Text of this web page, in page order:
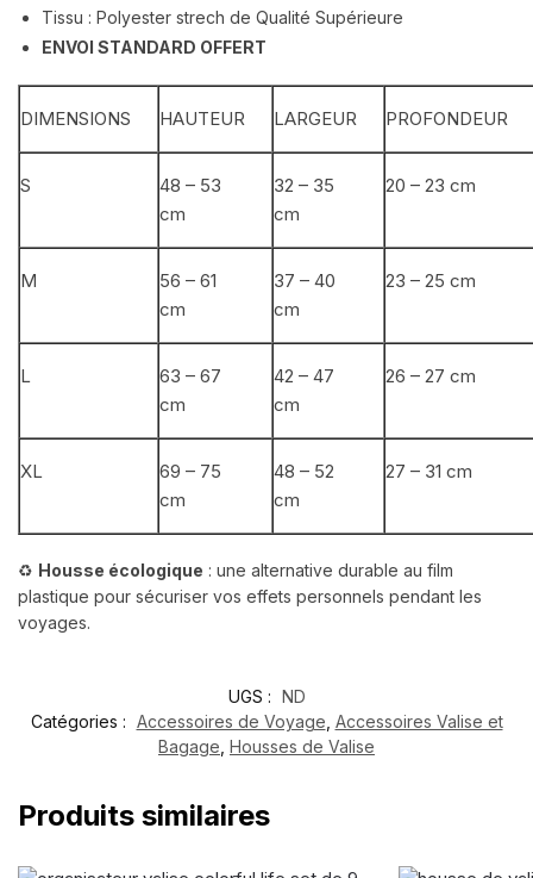
Tissu : Polyester strech de Qualité Supérieure
ENVOI STANDARD OFFERT
DIMENSIONS HAUTEUR LARGEUR PROFONDEUR
S
48 – 53
cm
32 – 35
cm
20 – 23 cm
M
56 – 61
cm
37 – 40
cm
23 – 25 cm
L
63 – 67
cm
42 – 47
cm
26 – 27 cm
XL
69 – 75
cm
48 – 52
cm
27 – 31 cm
♻️ Housse écologique : une alternative durable au film
plastique pour sécuriser vos effets personnels pendant les
voyages.
UGS : ND
Catégories : Accessoires de Voyage Accessoires Valise et
Bagage Housses de Valise
Produits similaires